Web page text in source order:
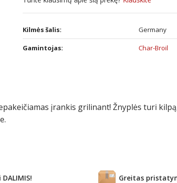
Kilmės šalis: Germany
Gamintojas: Char-Broil
įrankis grilinant! Žnyplės turi
Greitas